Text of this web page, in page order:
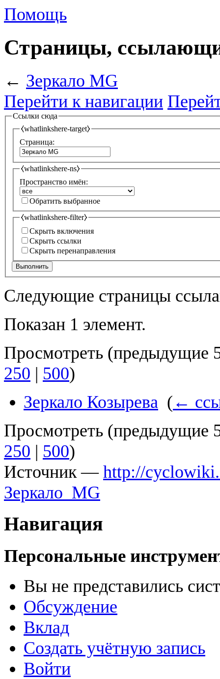
Помощь
Страницы,
← Зеркало MG
Перейти к навигации
Ссылки сюда
⧼whatlinkshere-target⧽
Страница:
⧼whatlinkshere-ns⧽
Пространство имён:
Обратить выбранное
⧼whatlinkshere-filter⧽
Скрыть включения
Скрыть ссылки
Скрыть перенаправления
Выполнить
Следующие страницы
Показан 1 элемент.
Просмотреть (предыдущие
250 | 500)
Зеркало Козырева ( ←
Просмотреть (предыдущие
250 | 500)
Источник — http://
Зеркало_MG
Навигация
Персональные
Вы не представились
Обсуждение
Вклад
Создать учётную запись
Войти